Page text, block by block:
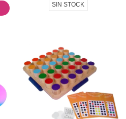
SIN STOCK